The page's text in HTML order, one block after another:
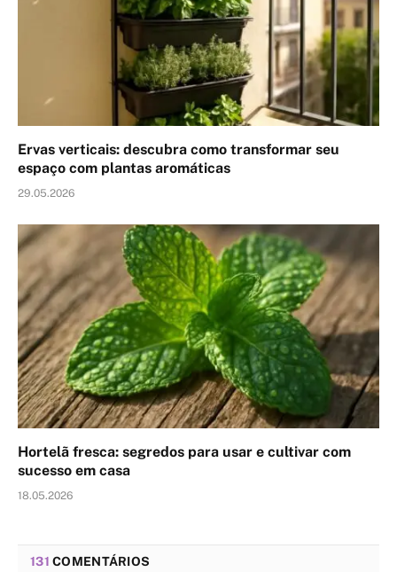
Ervas verticais: descubra como transformar seu
espaço com plantas aromáticas
29.05.2026
Hortelã fresca: segredos para usar e cultivar com
sucesso em casa
18.05.2026
131 COMENTÁRIOS